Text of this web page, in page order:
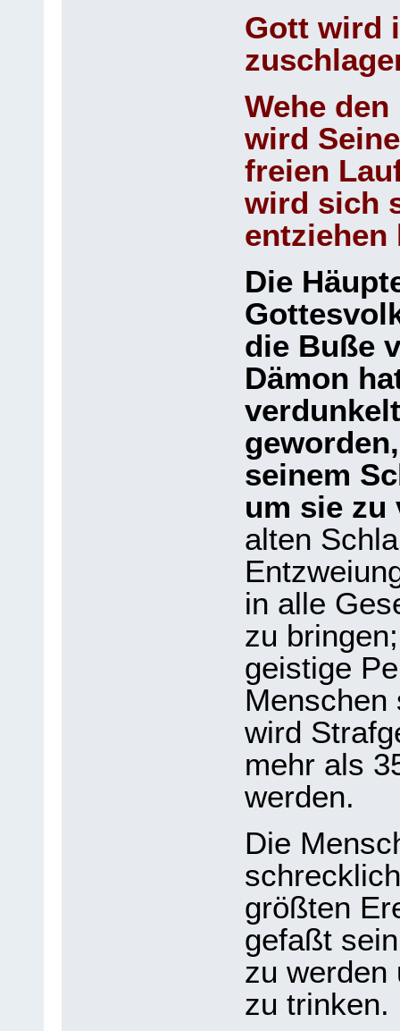
Gott wird
Wehe
wird
freien
wird sich
entziehen
Die
die Buße
Dämon
seinem
um sie
alten
in alle
zu
geistige
Menschen
wird
mehr als
werden.
Die
größten
gefaßt
zu werden
zu trinken.